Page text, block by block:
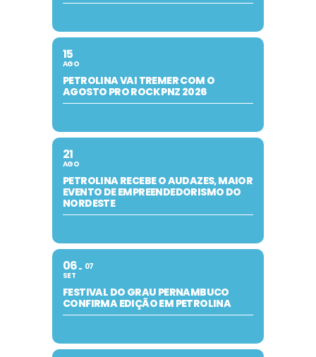
15
AGO
PETROLINA VAI TREMER COM O
AGOSTO PRO ROCK PNZ 2026
21
AGO
PETROLINA RECEBE O AUDAZES, MAIOR
EVENTO DE EMPREENDEDORISMO DO
NORDESTE
06
SET
07
FESTIVAL DO GRAU PERNAMBUCO
CONFIRMA EDIÇÃO EM PETROLINA